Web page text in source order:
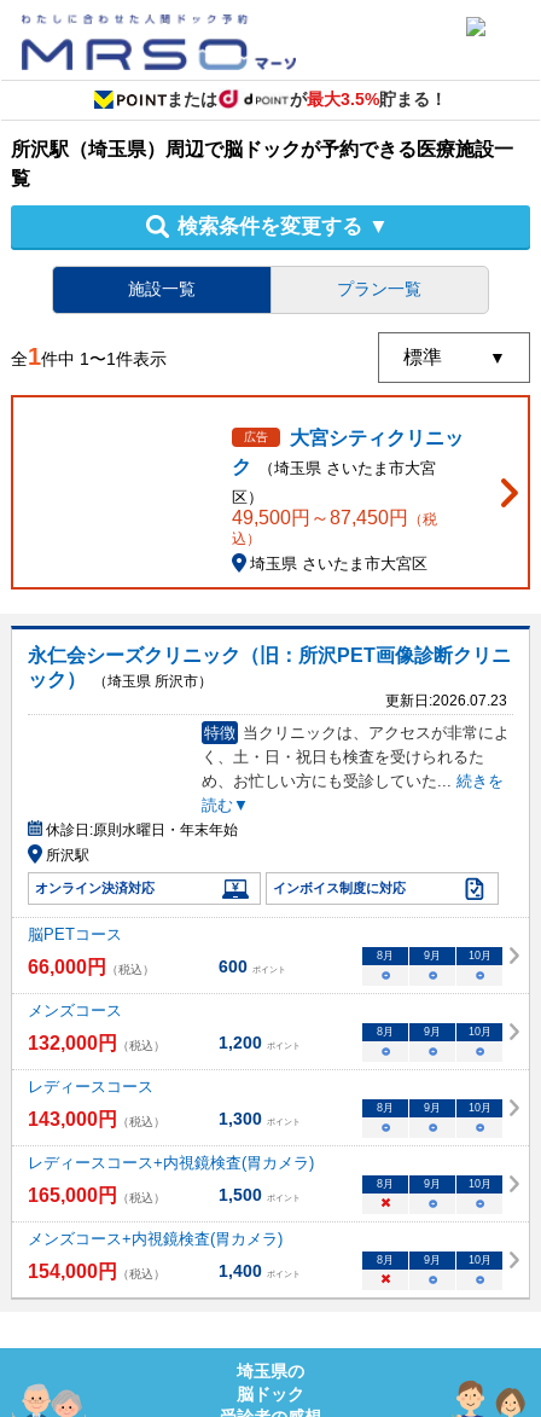
または が最大3.5%貯まる！
所沢駅（埼玉県）周辺で脳ドックが予約できる医療施設一
覧
検索条件を変更する ▼
施設一覧 プラン一覧
全1件中 1〜1件表示
広告
大宮シティクリニッ
ク
（埼玉県 さいたま市大宮
区）
49,500円～87,450円
（税
込）
埼玉県 さいたま市大宮区
永仁会シーズクリニック（旧：所沢PET画像診断クリニ
ック）
（埼玉県 所沢市）
更新日:2026.07.23
特徴 当クリニックは、アクセスが非常によ
く、土・日・祝日も検査を受けられるた
め、お忙しい方にも受診していた... 続きを
読む▼
休診日:原則水曜日・年末年始
所沢駅
オンライン決済対応 インボイス制度に対応
脳PETコース
66,000円 （税込） 600 ポイント
8月 9月 10月
○ ○ ○
メンズコース
132,000円 （税込） 1,200 ポイント
8月 9月 10月
○ ○ ○
レディースコース
143,000円 （税込） 1,300 ポイント
8月 9月 10月
○ ○ ○
レディースコース+内視鏡検査(胃カメラ)
165,000円 （税込） 1,500 ポイント
8月 9月 10月
× ○ ○
メンズコース+内視鏡検査(胃カメラ)
154,000円 （税込） 1,400 ポイント
8月 9月 10月
× ○ ○
埼玉県の
脳ドック